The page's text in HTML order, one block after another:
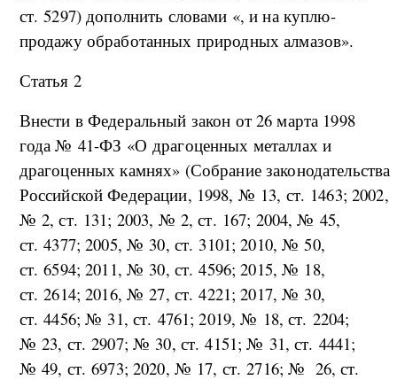
ст. 5297) дополнить словами «, и на куплю-
продажу обработанных природных алмазов».
Статья 2
Внести в Федеральный закон от 26 марта 1998
года № 41-ФЗ «О драгоценных металлах и
драгоценных камнях» (Собрание законодательства
Российской Федерации, 1998, № 13, ст. 1463; 2002,
№ 2, ст. 131; 2003, № 2, ст. 167; 2004, № 45,
ст. 4377; 2005, № 30, ст. 3101; 2010, № 50,
ст. 6594; 2011, № 30, ст. 4596; 2015, № 18,
ст. 2614; 2016, № 27, ст. 4221; 2017, № 30,
ст. 4456; № 31, ст. 4761; 2019, № 18, ст. 2204;
№ 23, ст. 2907; № 30, ст. 4151; № 31, ст. 4441;
№ 49, ст. 6973; 2020, № 17, ст. 2716; № 26, ст.